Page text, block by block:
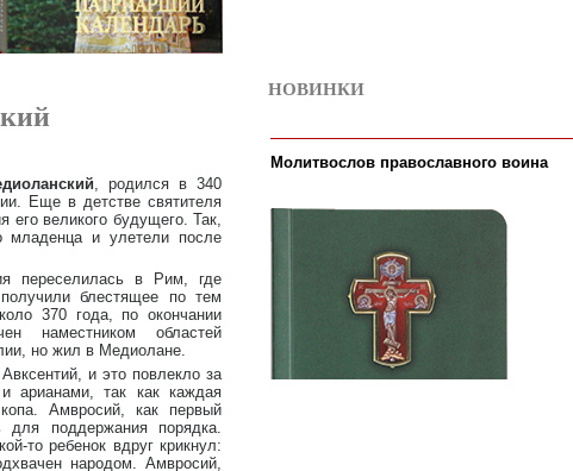
, родился в 340
Еще в детстве святителя
его великого будущего. Так,
и улетели после
переселилась в Рим, где
блестящее по тем
370 года, по окончании
наместником областей
но жил в Медиолане.
и это повлекло за
арианами, так как каждая
Амвросий, как первый
для поддержания порядка.
то ребенок вдруг крикнул:
народом. Амвросий,
НОВИНКИ
Молитвослов православного воина